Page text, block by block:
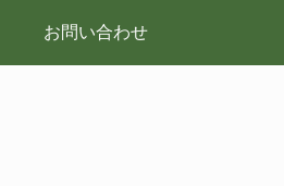
お問い合わせ